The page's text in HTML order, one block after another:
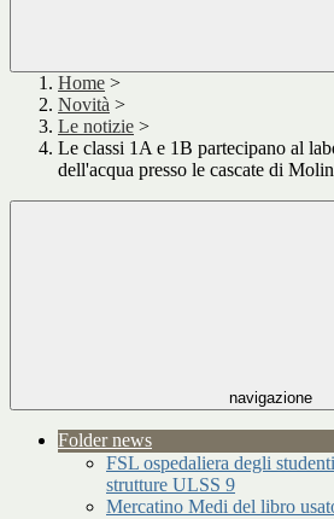
Home >
Novità >
Le notizie >
Le classi 1A e 1B partecipano al
dell'acqua presso le cascate di
navigazione
Folder news
FSL ospedaliera degli
strutture ULSS 9
Mercatino Medi del libro